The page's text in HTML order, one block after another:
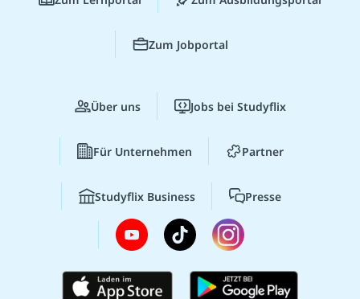
Zum Jobportal
Über uns Jobs bei Studyflix
Für Unternehmen Partner
Studyflix Business Presse